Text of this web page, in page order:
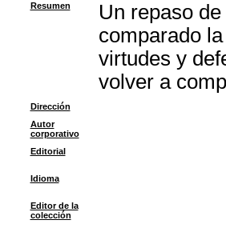
Resumen
Un repaso
comparado
virtudes y
volver a
Dirección
Autor
corporativo
Editorial
Idioma
Editor de la
colección